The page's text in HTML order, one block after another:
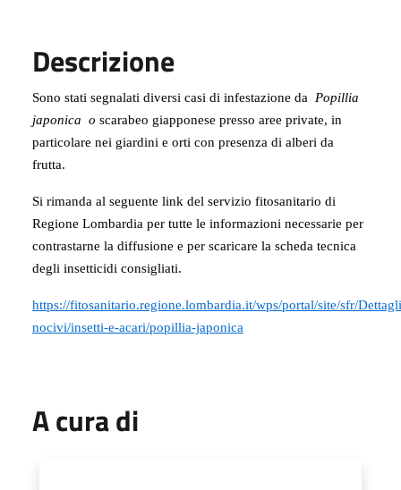
Descrizione
Sono stati segnalati diversi casi di infestazione da Popillia
japonica o scarabeo giapponese presso aree private, in
particolare nei giardini e orti con presenza di alberi da
frutta.
Si rimanda al seguente link del servizio fitosanitario di
Regione Lombardia per tutte le informazioni necessarie per
contrastarne la diffusione e per scaricare la scheda tecnica
degli insetticidi consigliati.
https://fitosanitario.regione.lombardia.it/wps/portal/site/sfr/
nocivi/insetti-e-acari/popillia-japonica
A cura di